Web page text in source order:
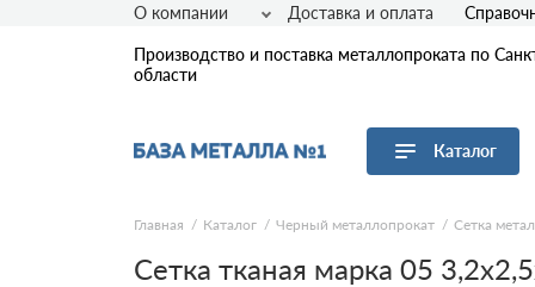
Производство и поставка металлопроката по
области
Каталог
Перейти в каталог
Арматура
О компании Доставка и оплата
Главная Каталог Черный металлопрокат Сетка
Сетка тканая марка 05